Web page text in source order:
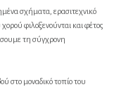
σχήματα, ερασιτεχνικό
φιλοξενούνται και φέτος
τη σύγχρονη
στο μοναδικό τοπίο του